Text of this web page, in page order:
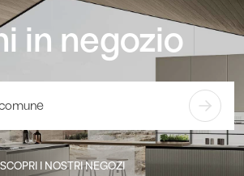
in negozio
SCOPRI I NOSTRI NEGOZI